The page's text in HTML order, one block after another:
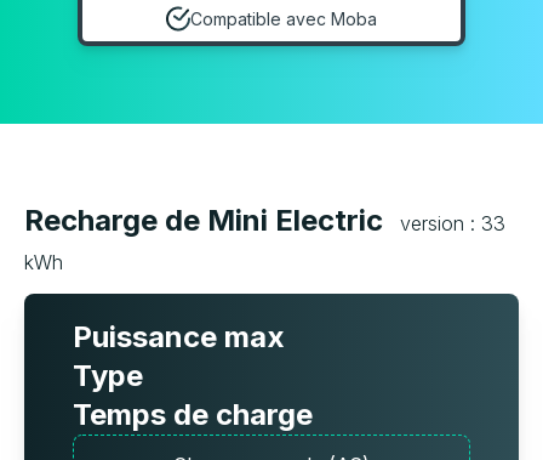
Compatible avec Moba
Recharge de Mini Electric
version : 33
kWh
Puissance max
Type
Temps de charge